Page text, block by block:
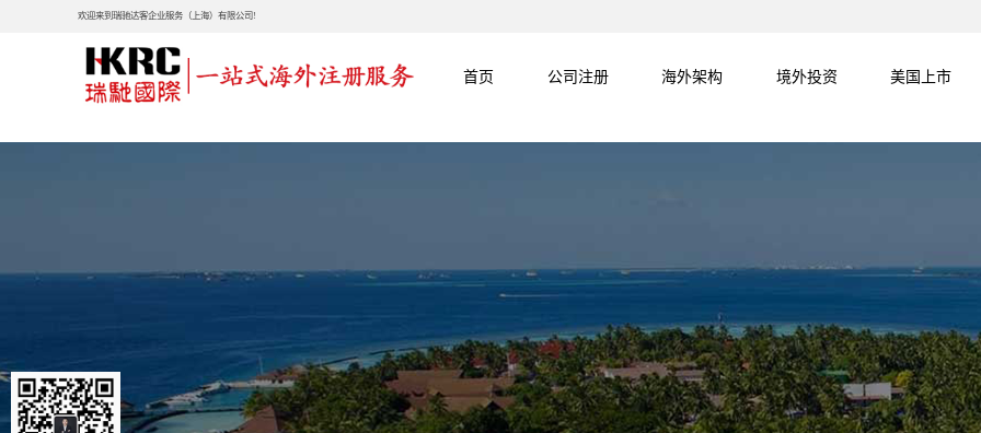
欢迎来到瑞驰达客企业服务（上海）有限公司!
首页 公司注册 海外架构 境外投资 美国上市